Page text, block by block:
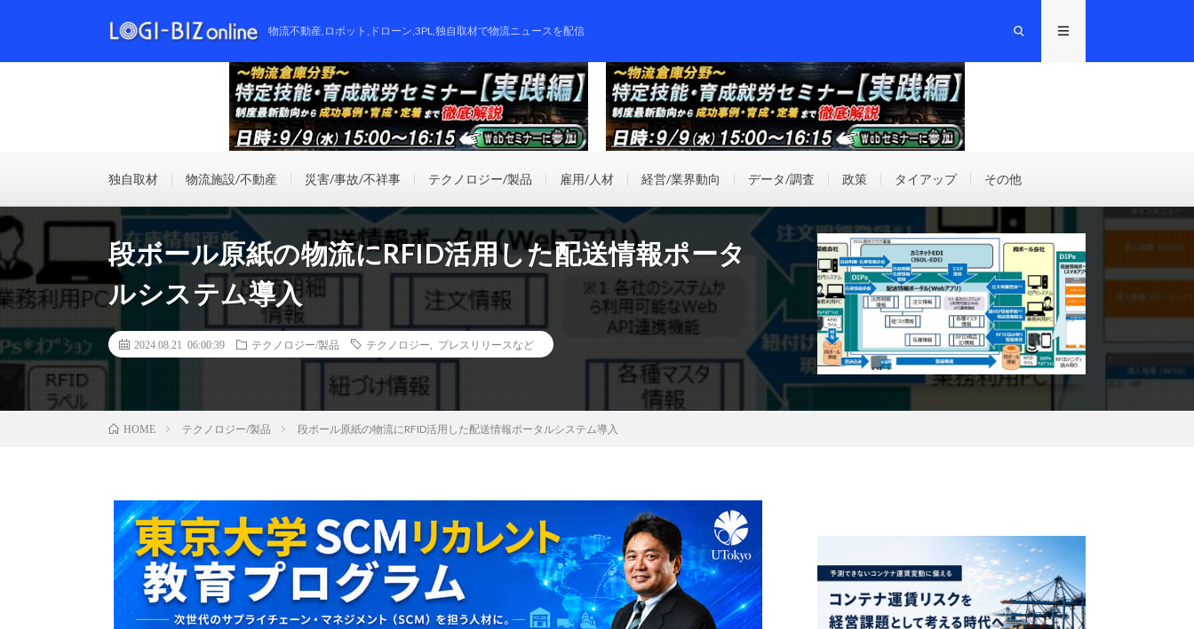
物流不動産,ロボット,ドローン,3PL,独自取材で物流ニュースを配信
独自取材 物流施設/不動産 災害/事故/不祥事 テクノロジー/製品 雇用/人材 経営/業界動向 データ/調査 政策 タイアップ その他
段ボール原紙の物流にRFID活用した配送情報ポータ
ルシステム導入
2024.08.21 06:00:39 テクノロジー/製品 テクノロジー プレスリリースなど
HOME テクノロジー/製品 段ボール原紙の物流にRFID活用した配送情報ポータルシステム導入